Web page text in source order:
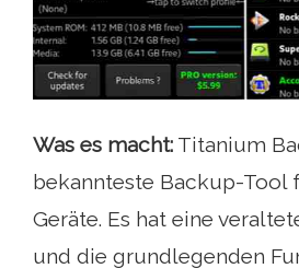
Was es macht: Titanium
bekannteste Backup-Tool
Geräte. Es hat eine
und die grundlegenden